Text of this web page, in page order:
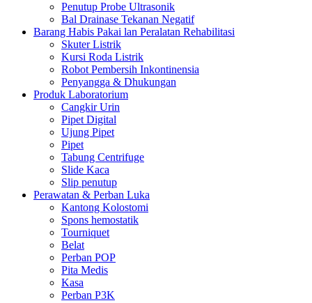
Penutup Probe Ultrasonik
Bal Drainase Tekanan Negatif
Barang Habis Pakai lan Peralatan Rehabilitasi
Skuter Listrik
Kursi Roda Listrik
Robot Pembersih Inkontinensia
Penyangga & Dhukungan
Produk Laboratorium
Cangkir Urin
Pipet Digital
Ujung Pipet
Pipet
Tabung Centrifuge
Slide Kaca
Slip penutup
Perawatan & Perban Luka
Kantong Kolostomi
Spons hemostatik
Tourniquet
Belat
Perban POP
Pita Medis
Kasa
Perban P3K